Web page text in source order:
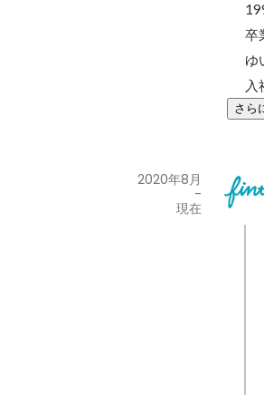
卒
ゆ
入
さら
2020年8月
-
現在